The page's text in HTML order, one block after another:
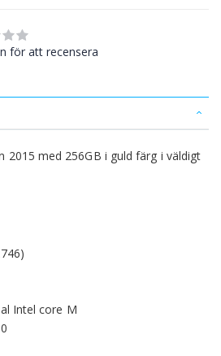
för att recensera
2015 med 256GB i guld färg i väldigt
Intel core M